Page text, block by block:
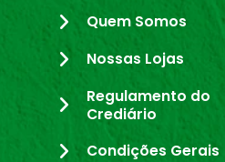
Quem Somos
Nossas Lojas
Regulamento do
Crediário
Condições Gerais